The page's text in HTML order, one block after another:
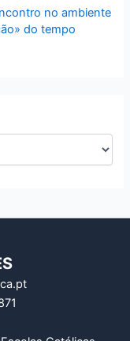
no ambiente
do tempo